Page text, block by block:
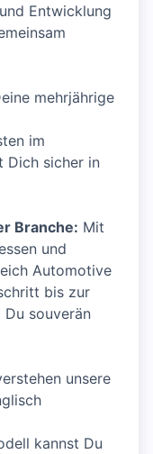
Entwicklung
mehrjährige
im
Dich sicher in
Branche: Mit
und
Automotive
bis zur
souverän
unsere
kannst Du